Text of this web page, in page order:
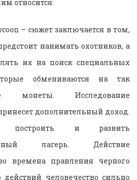
относится:
– сюжет заключается в том,
нанимать охотников, а
их на поиск специальных
обмениваются на так
монеты. Исследование
дополнительный доход.
построить и развить
лагерь. Действие
времена правления черного
действий человечество сильно